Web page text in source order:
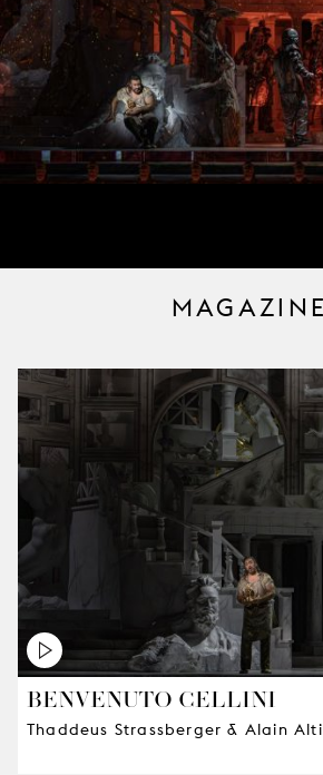
MAGAZINE
BENVENUTO CELLINI
Thaddeus Strassberger & Alain